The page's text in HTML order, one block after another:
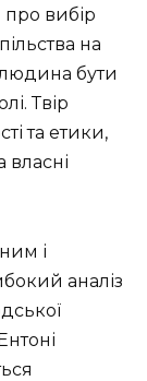
вибір
на
бути
Твір
та етики,
власні
і
аналіз